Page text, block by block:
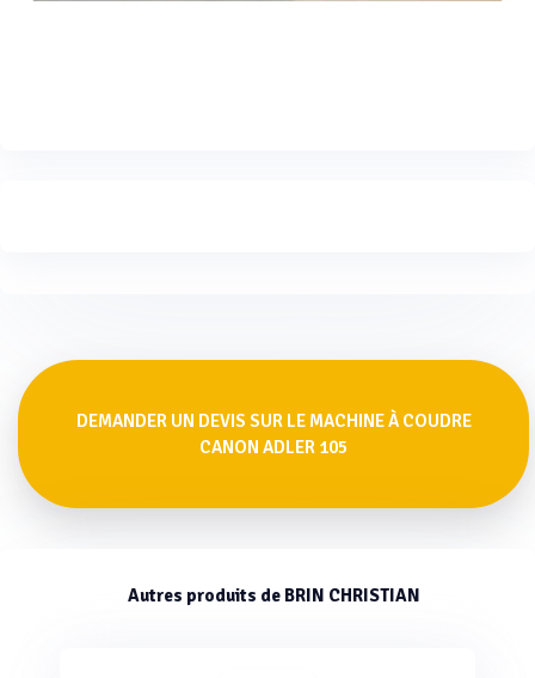
DEMANDER UN DEVIS SUR LE MACHINE À COUDRE
CANON ADLER 105
Autres produits de BRIN CHRISTIAN